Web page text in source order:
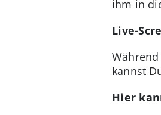
ihm in
Live-
kannst
Hier